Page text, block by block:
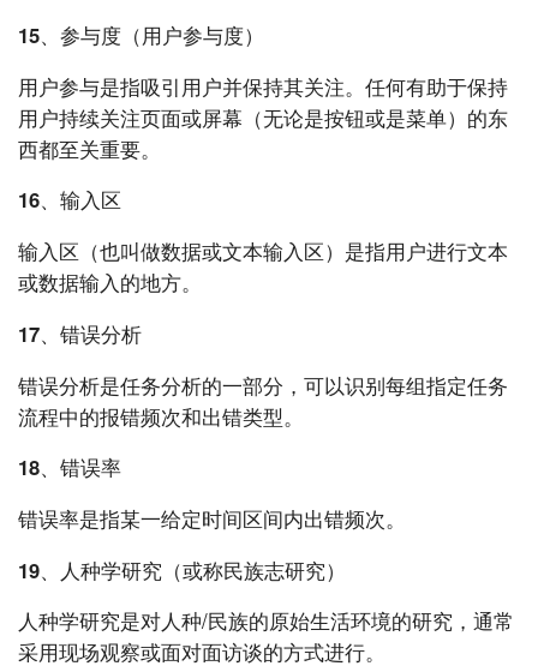
15、参与度（用户参与度）
用户参与是指吸引用户并保持其关注。任何有助于保持
用户持续关注页面或屏幕（无论是按钮或是菜单）的东
西都至关重要。
16、输入区
输入区（也叫做数据或文本输入区）是指用户进行文本
或数据输入的地方。
17、错误分析
错误分析是任务分析的一部分，可以识别每组指定任务
流程中的报错频次和出错类型。
18、错误率
错误率是指某一给定时间区间内出错频次。
19、人种学研究（或称民族志研究）
人种学研究是对人种/民族的原始生活环境的研究，通常
采用现场观察或面对面访谈的方式进行。